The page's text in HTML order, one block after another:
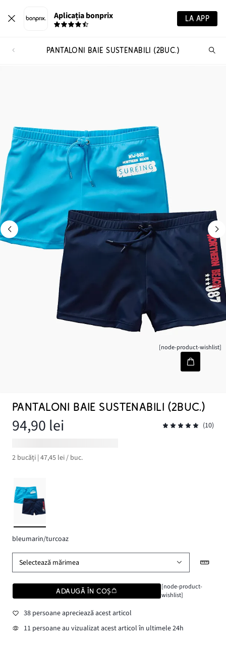
Aplicația bonprix LA APP
PANTALONI BAIE SUSTENABILI (2BUC.)
[node-product-wishlist]
PANTALONI BAIE SUSTENABILI (2BUC.)
94,90 lei (10)
2 bucăți | 47,45 lei / buc.
bleumarin/turcoaz
Selectează mărimea
ADAUGĂ ÎN COȘ
[node-product-
wishlist]
38 persoane apreciează acest articol
11 persoane au vizualizat acest articol în ultimele 24h